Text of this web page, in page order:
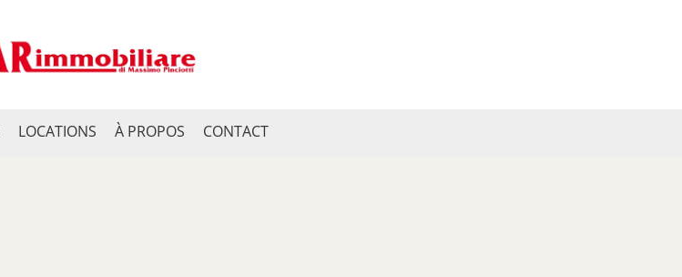
LOCATIONS À PROPOS CONTACT